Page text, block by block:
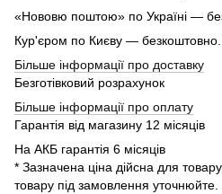
«Нововю поштою» по Україні —
Кур'єром по Києву — безкоштовно.
Більше інформації про доставку
Безготівковий розрахунок
Більше інформації про оплату
Гарантія від магазину 12 місяців
На АКБ гарантія 6 місяців
* Зазначена ціна дійсна для
товару під замовлення уточнюйте.